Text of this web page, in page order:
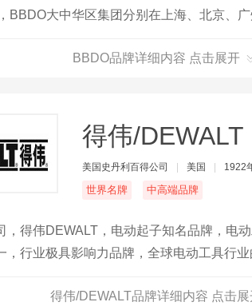
BBDO大中华区集团分别在上海、北京、
BBDO品牌详细内容 点击展开
得伟/DEWALT
美国史丹利百得公司 美国 1922
世界名牌 中高端品牌
，得伟DEWALT，电动起子知名品牌，电
，行业极具影响力品牌，全球电动工具行
得伟/DEWALT品牌详细内容 点击展